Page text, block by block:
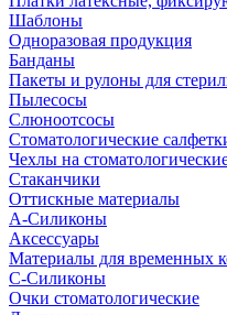
Шаблоны
Одноразовая продукция
Банданы
Пакеты и рулоны для
Пылесосы
Слюноотсосы
Стоматологические
Чехлы на
Стаканчики
Оттискные материалы
А-Силиконы
Аксессуары
Материалы для временных
С-Силиконы
Очки стоматологические